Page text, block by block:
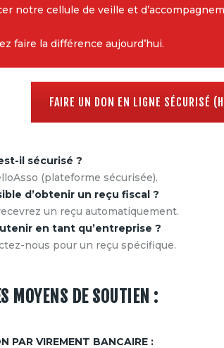
notre cellule de veille et
faire la différence aujourd’hui.
FAIRE UN DON EN LIGNE SÉCURISÉ
il sécurisé ?
(plateforme sécurisée).
d’obtenir un reçu fiscal ?
un reçu automatiquement.
en tant qu’entreprise ?
nous pour un reçu spécifique.
MOYENS DE SOUTIEN :
PAR VIREMENT BANCAIRE :